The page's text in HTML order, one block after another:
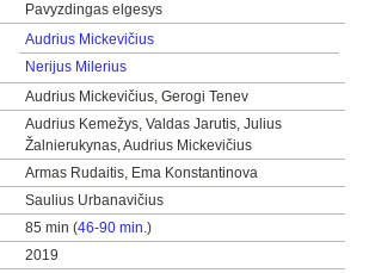
Pavyzdingas elgesys
Audrius Mickevičius
Nerijus Milerius
Audrius Mickevičius, Gerogi Tenev
Audrius Kemežys, Valdas Jarutis, Julius
Žalnierukynas, Audrius Mickevičius
Armas Rudaitis, Ema Konstantinova
Saulius Urbanavičius
85 min (46-90 min.)
2019